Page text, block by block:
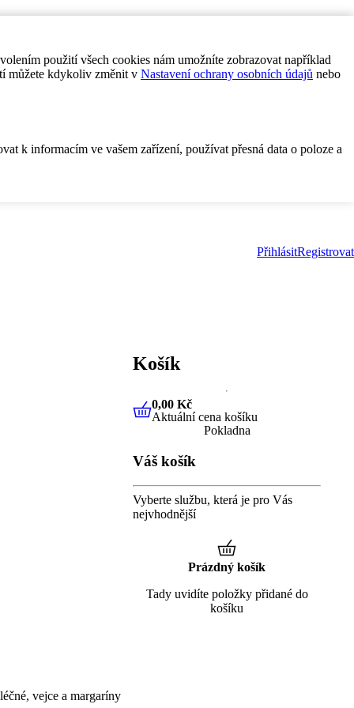
použití všech cookies nám umožníte zobrazovat například
můžete kdykoliv změnit v Nastavení ochrany osobních údajů nebo
k informacím ve vašem zařízení, používat přesná data o poloze a
PřihlásitRegistrovat
vejce a margaríny
Košík
0,00 KčAktuální cena košíku
0,00 Kč
Aktuální cena košíku
Pokladna
Váš košík
Vyberte službu, která je pro Vás
nejvhodnější
Prázdný košík
Tady uvidíte položky přidané do
košíku